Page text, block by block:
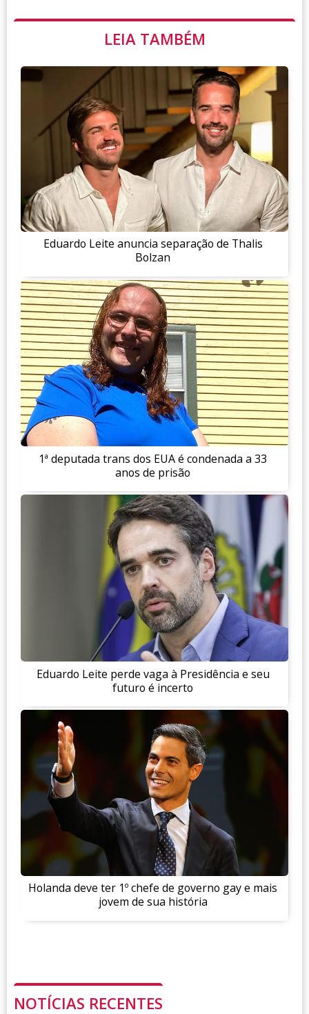
LEIA TAMBÉM
Eduardo Leite anuncia separação de Thalis
Bolzan
1ª deputada trans dos EUA é condenada a 33
anos de prisão
Eduardo Leite perde vaga à Presidência e seu
futuro é incerto
Holanda deve ter 1º chefe de governo gay e mais
jovem de sua história
NOTÍCIAS RECENTES